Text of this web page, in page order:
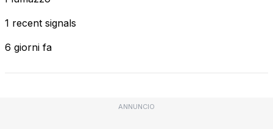
1 recent signals
6 giorni fa
ANNUNCIO